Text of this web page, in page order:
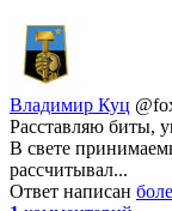
Владимир Куц
Расставляю биты,
В свете
рассчитывал...
Ответ написан